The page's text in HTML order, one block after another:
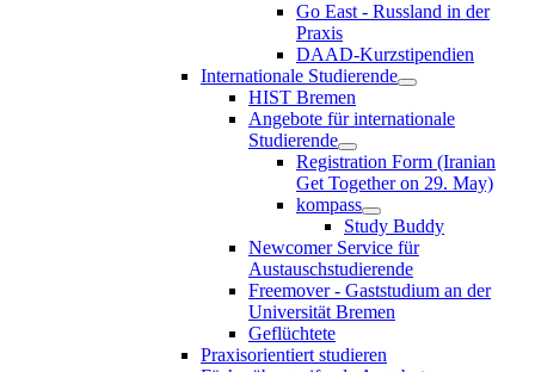
Go East - Russland in der
Praxis
DAAD-Kurzstipendien
Internationale Studierende
HIST Bremen
Angebote für internationale
Studierende
Registration Form (Iranian
Get Together on 29. May)
kompass
Study Buddy
Newcomer Service für
Austauschstudierende
Freemover - Gaststudium an der
Universität Bremen
Geflüchtete
Praxisorientiert studieren